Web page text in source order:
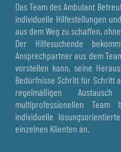
Das Team des Ambulant
individuelle Hilfestellungen
aus dem Weg zu schaffen,
Der Hilfesuchende
Ansprechpartner aus dem
vorstellen kann, seine
Bedürfnisse Schritt für Schritt
regelmäßigen
multiprofessionellen
individuelle
einzelnen Klienten an.